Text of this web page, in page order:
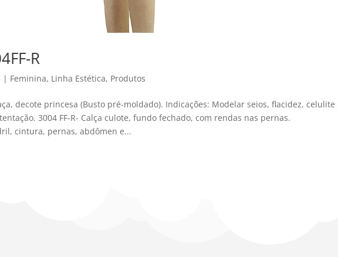
R
| Feminina, Linha Estética, Produtos
decote princesa (Busto pré-moldado). Indicações: Modelar seios, flacidez, celulite
3004 FF-R- Calça culote, fundo fechado, com rendas nas pernas.
cintura, pernas, abdômen e...